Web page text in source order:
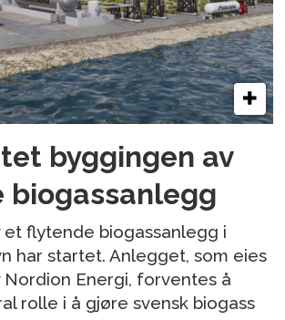
byggingen av
biogassanlegg
et flytende biogassanlegg i
har startet. Anlegget, som eies
Nordion Energi, forventes å
rolle i å gjøre svensk biogass